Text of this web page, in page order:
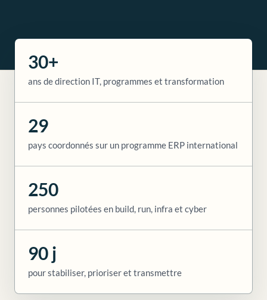
30+
ans de direction IT, programmes et transformation
29
pays coordonnés sur un programme ERP international
250
personnes pilotées en build, run, infra et cyber
90 j
pour stabiliser, prioriser et transmettre